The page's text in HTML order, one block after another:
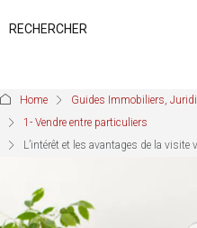
RECHERCHER
Home Guides Immobiliers,
1- Vendre entre particuliers
L’intérêt et les avantages de la visite